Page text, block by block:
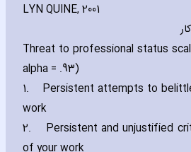
LYN QUINE‚ 2001
Threat to professional status
alpha = .93)
1.
Persistent attempts to
work
2.
Persistent and unjustified
of your work